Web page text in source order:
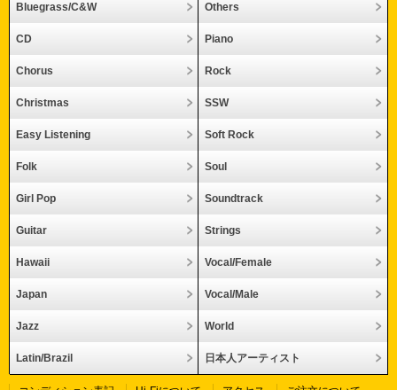
Bluegrass/C&W Others
CD Piano
Chorus Rock
Christmas SSW
Easy Listening Soft Rock
Folk Soul
Girl Pop Soundtrack
Guitar Strings
Hawaii Vocal/Female
Japan Vocal/Male
Jazz World
Latin/Brazil 日本人アーティスト